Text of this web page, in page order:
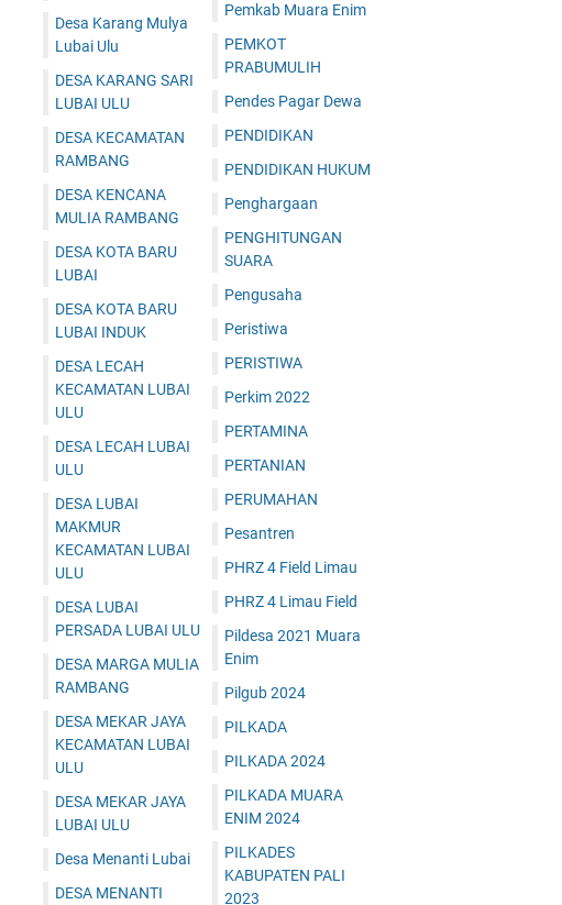
Desa Karang Mulya
Lubai Ulu
DESA KARANG SARI
LUBAI ULU
DESA KECAMATAN
RAMBANG
DESA KENCANA
MULIA RAMBANG
DESA KOTA BARU
LUBAI
DESA KOTA BARU
LUBAI INDUK
DESA LECAH
KECAMATAN LUBAI
ULU
DESA LECAH LUBAI
ULU
DESA LUBAI
MAKMUR
KECAMATAN LUBAI
ULU
DESA LUBAI
PERSADA LUBAI ULU
DESA MARGA MULIA
RAMBANG
DESA MEKAR JAYA
KECAMATAN LUBAI
ULU
DESA MEKAR JAYA
LUBAI ULU
Desa Menanti Lubai
DESA MENANTI
Pemkab Muara Enim
PEMKOT
PRABUMULIH
Pendes Pagar Dewa
PENDIDIKAN
PENDIDIKAN HUKUM
Penghargaan
PENGHITUNGAN
SUARA
Pengusaha
Peristiwa
PERISTIWA
Perkim 2022
PERTAMINA
PERTANIAN
PERUMAHAN
Pesantren
PHRZ 4 Field Limau
PHRZ 4 Limau Field
Pildesa 2021 Muara
Enim
Pilgub 2024
PILKADA
PILKADA 2024
PILKADA MUARA
ENIM 2024
PILKADES
KABUPATEN PALI
2023